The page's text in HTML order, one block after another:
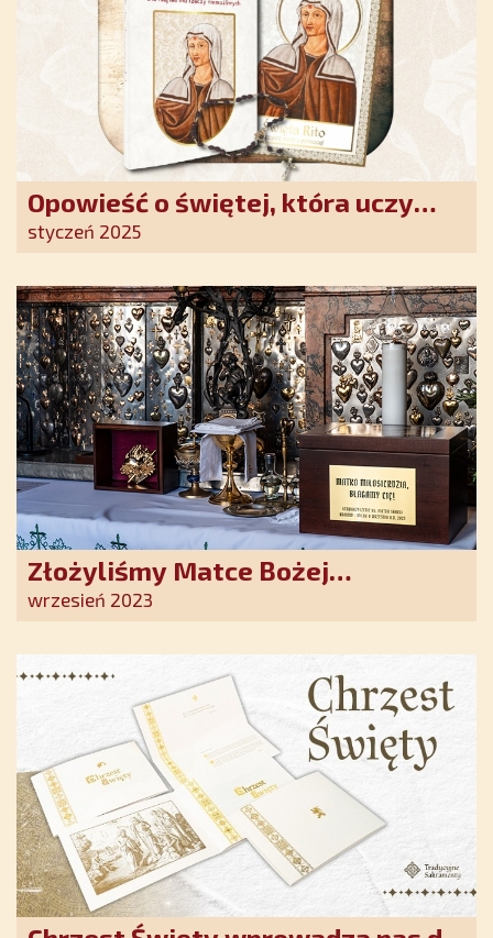
Opowieść o świętej, która uczy
szczerego oddania się Bogu.
nadziei w XXI wieku
styczeń 2025
Złożyliśmy Matce Bożej
Ostrobramskiej pozłacane wotum
wrzesień 2023